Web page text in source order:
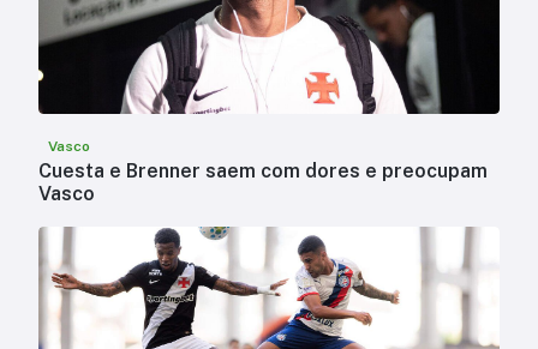
Vasco
Cuesta e Brenner saem com dores e preocupam
Vasco